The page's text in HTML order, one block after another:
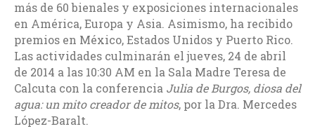
más de 60 bienales y exposiciones internacionales
en América, Europa y Asia. Asimismo, ha recibido
premios en México, Estados Unidos y Puerto Rico.
Las actividades culminarán el jueves, 24 de abril
de 2014 a las 10:30 AM en la Sala Madre Teresa de
Calcuta con la conferencia Julia de Burgos, diosa del
agua: un mito creador de mitos, por la Dra. Mercedes
López-Baralt.